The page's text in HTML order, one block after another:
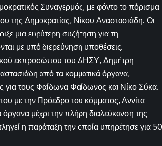
Συναγερμός, με φόντο το πόρισμα
της Δημοκρατίας, Νίκου Αναστασιάδη. Οι
μια ευρύτερη συζήτηση για τη
με υπό διερεύνηση υποθέσεις.
εκπροσώπου του ΔΗΣΥ, Δημήτρη
από τα κομματικά όργανα,
για τους Φαίδωνα Φαίδωνος και Νίκο Σύκα.
με την Πρόεδρο του κόμματος, Αννίτα
μέχρι την πλήρη διαλεύκανση της
η παράταξη την οποία υπηρέτησε για 50